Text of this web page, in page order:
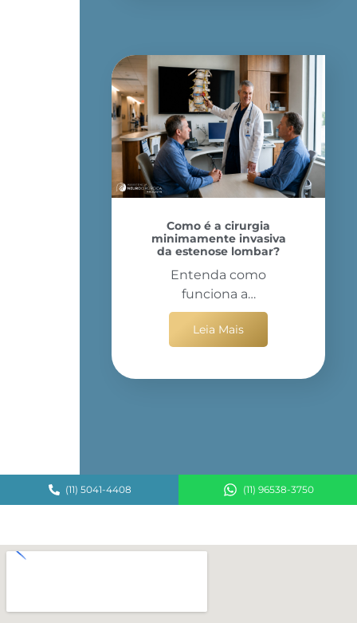
Como é a cirurgia
minimamente invasiva
da estenose lombar?
Entenda como
funciona a…
Leia Mais
(11) 5041-4408 (11) 96538-3750